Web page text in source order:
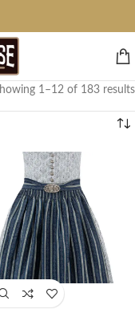
1–12 of 183 results